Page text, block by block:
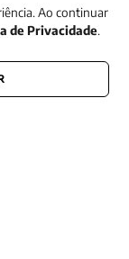
Ao continuar
de Privacidade.